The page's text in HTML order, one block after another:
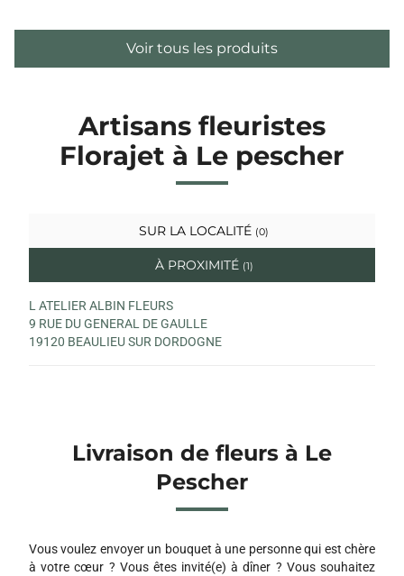
Voir tous les produits
Artisans fleuristes
Florajet à Le pescher
SUR LA LOCALITÉ (0)
À PROXIMITÉ (1)
L ATELIER ALBIN FLEURS
9 RUE DU GENERAL DE GAULLE
19120 BEAULIEU SUR DORDOGNE
Livraison de fleurs à Le
Pescher
Vous voulez envoyer un bouquet à une personne qui est chère
à votre cœur ? Vous êtes invité(e) à dîner ? Vous souhaitez